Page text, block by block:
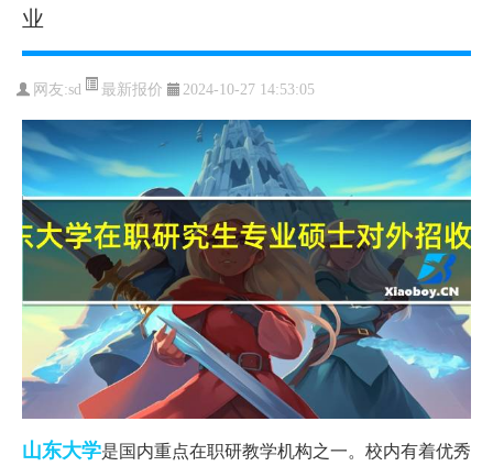
业
网友:sd 最新报价 2024-10-27 14:53:05
山东大学是国内重点在职研教学机构之一。校内有着优秀